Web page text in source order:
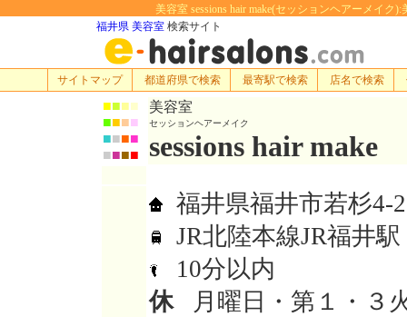
美容室 sessions hair make(セッションヘアーメイク
福井県 美容室 検索サイト
サイトマップ 都道府県で検索 最寄駅で検索 店名で検索
■■■■
■■■■
■■■■
■■■■
美容室
セッションヘアーメイク
sessions hair make
福井県福井市若杉4-
JR北陸本線JR福井駅
10分以内
休月曜日・第１・３